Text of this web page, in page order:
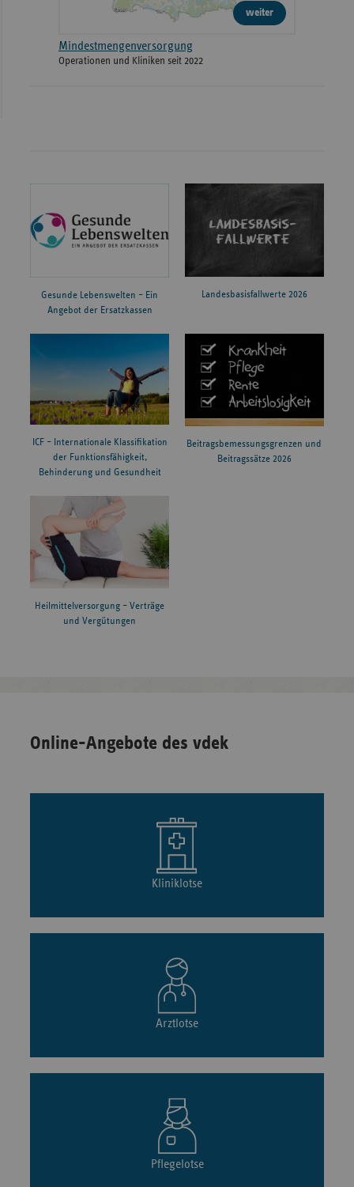
weiter
Mindestmengenversorgung
Operationen und Kliniken seit 2022
Gesunde Lebenswelten – Ein
Angebot der Ersatzkassen
Landesbasisfallwerte 2026
ICF – Internationale Klassifikation
der Funktionsfähigkeit,
Behinderung und Gesundheit
Beitragsbemessungsgrenzen und
Beitragssätze 2026
Heilmittelversorgung – Verträge
und Vergütungen
Online-Angebote des vdek
Kliniklotse
Arztlotse
Pflegelotse